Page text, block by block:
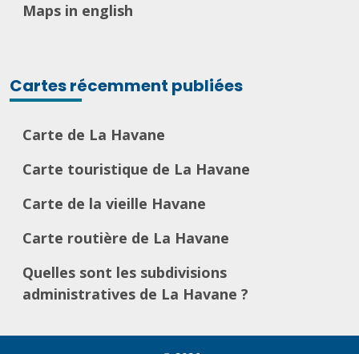
Maps in english
Cartes récemment publiées
Carte de La Havane
Carte touristique de La Havane
Carte de la vieille Havane
Carte routière de La Havane
Quelles sont les subdivisions
administratives de La Havane ?